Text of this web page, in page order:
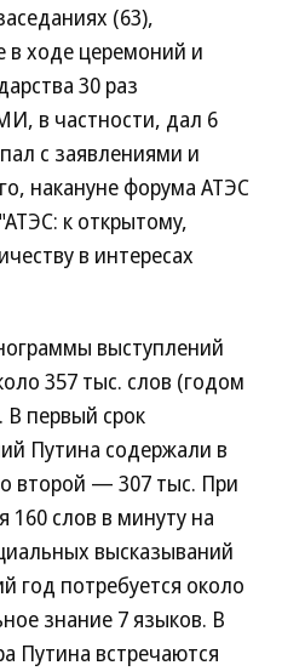
(63),
в ходе церемоний и
30 раз
в частности, дал 6
с заявлениями и
накануне форума АТЭС
к открытому,
в интересах
выступлений
357 тыс. слов (годом
первый срок
Путина содержали в
второй — 307 тыс. При
160 слов в минуту на
высказываний
год потребуется около
знание 7 языков. В
Путина встречаются